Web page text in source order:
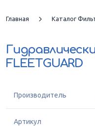
Главная Каталог
FLEETGUARD
Производитель
Артикул